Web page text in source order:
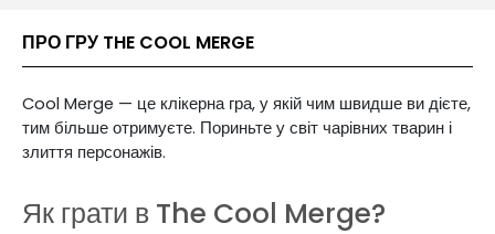
ПРО ГРУ THE COOL MERGE
Cool Merge — це клікерна гра, у якій чим швидше ви дієте,
тим більше отримуєте. Пориньте у світ чарівних тварин і
злиття персонажів.
Як грати в The Cool Merge?